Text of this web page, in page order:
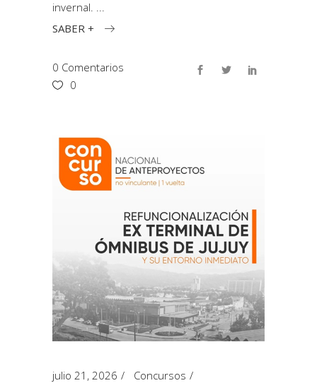
invernal.
SABER +
0 Comentarios
0
julio 21, 2026
Concursos